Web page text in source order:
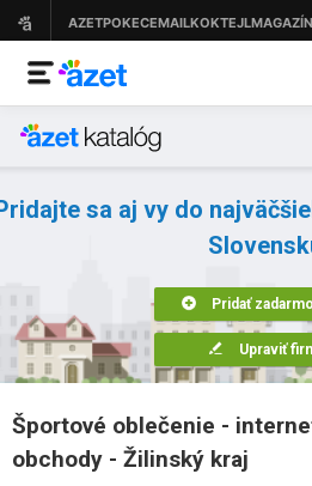
sa aj vy do
Pridať
Upraviť
Športové oblečenie -
obchody - Žilinský kraj